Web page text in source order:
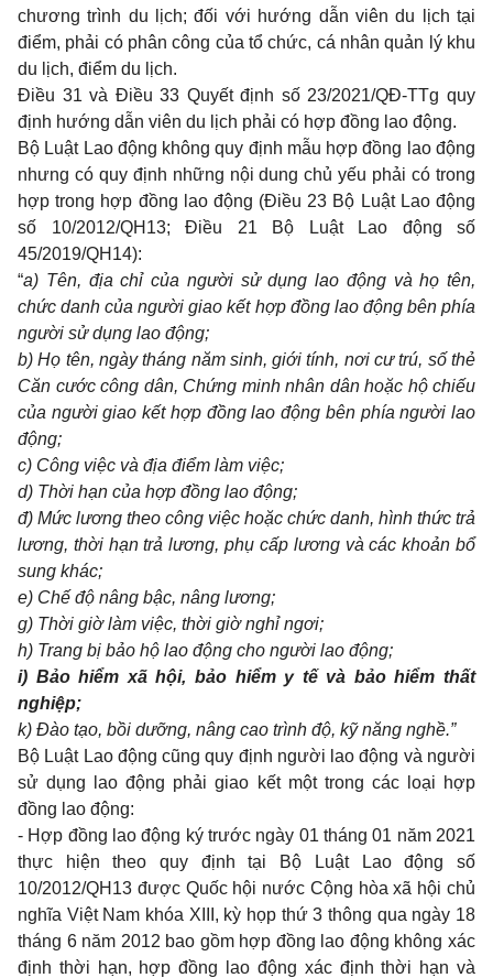
chương trình du lịch; đối với hướng dẫn viên du lịch tại
điểm, phải có phân công của tổ chức, cá nhân quản lý khu
du lịch, điểm du lịch.
Điều 31 và Điều 33 Quyết định số 23/2021/QĐ-TTg quy
định hướng dẫn viên du lịch phải có hợp đồng lao động.
Bộ Luật Lao động không quy định mẫu hợp đồng lao động
nhưng có quy định những nội dung chủ yếu phải có trong
hợp trong hợp đồng lao động (Điều 23 Bộ Luật Lao động
số 10/2012/QH13; Điều 21 Bộ Luật Lao động số
45/2019/QH14):
“a) Tên, địa chỉ của người sử dụng lao động và họ tên,
chức danh của người giao kết hợp đồng lao động bên phía
người sử dụng lao động;
b) Họ tên, ngày tháng năm sinh, giới tính, nơi cư trú, số thẻ
Căn cước công dân, Chứng minh nhân dân hoặc hộ chiếu
của người giao kết hợp đồng lao động bên phía người lao
động;
c) Công việc và địa điểm làm việc;
d) Thời hạn của hợp đồng lao động;
đ) Mức lương theo công việc hoặc chức danh, hình thức trả
lương, thời hạn trả lương, phụ cấp lương và các khoản bổ
sung khác;
e) Chế độ nâng bậc, nâng lương;
g) Thời giờ làm việc, thời giờ nghỉ ngơi;
h) Trang bị bảo hộ lao động cho người lao động;
i) Bảo hiểm xã hội, bảo hiểm y tế và bảo hiểm thất
nghiệp;
k) Đào tạo, bồi dưỡng, nâng cao trình độ, kỹ năng nghề.”
Bộ Luật Lao động cũng quy định người lao động và người
sử dụng lao động phải giao kết một trong các loại hợp
đồng lao động:
- Hợp đồng lao động ký trước ngày 01 tháng 01 năm 2021
thực hiện theo quy định tại Bộ Luật Lao động số
10/2012/QH13 được Quốc hội nước Cộng hòa xã hội chủ
nghĩa Việt Nam khóa XIII, kỳ họp thứ 3 thông qua ngày 18
tháng 6 năm 2012 bao gồm hợp đồng lao động không xác
định thời hạn, hợp đồng lao động xác định thời hạn và